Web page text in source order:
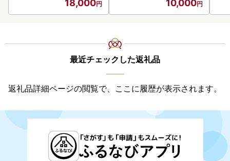
18,000 10,000
最近チェックした返礼品
返礼品詳細ページの閲覧で、ここに履歴が表示されます。